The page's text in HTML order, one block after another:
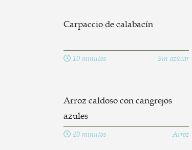
Carpaccio de calabacín
10 minutos Sin azúcar
Arroz caldoso con cangrejos
azules
40 minutos Arroz